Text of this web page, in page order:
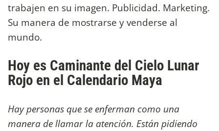
trabajen en su imagen. Publicidad. Marketing.
Su manera de mostrarse y venderse al
mundo.
Hoy es Caminante del Cielo Lunar
Rojo en el Calendario Maya
Hay personas que se enferman como una
manera de llamar la atención. Están pidiendo